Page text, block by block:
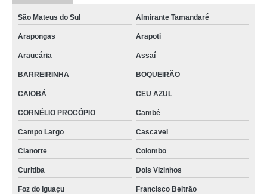
São Mateus do Sul Almirante Tamandaré
Arapongas Arapoti
Araucária Assaí
BARREIRINHA BOQUEIRÃO
CAIOBÁ CEU AZUL
CORNÉLIO PROCÓPIO Cambé
Campo Largo Cascavel
Cianorte Colombo
Curitiba Dois Vizinhos
Foz do Iguaçu Francisco Beltrão